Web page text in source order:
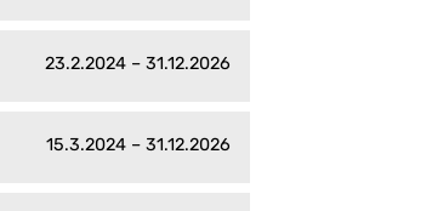
23.2.2024 – 31.12.2026
15.3.2024 – 31.12.2026